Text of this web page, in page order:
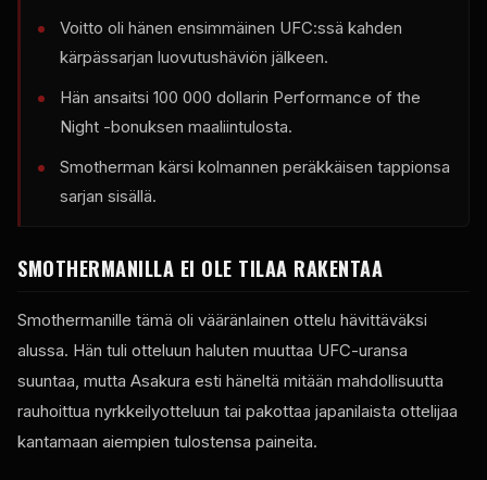
Voitto oli hänen ensimmäinen UFC:ssä kahden
kärpässarjan luovutushäviön jälkeen.
Hän ansaitsi 100 000 dollarin Performance of the
Night -bonuksen maaliintulosta.
Smotherman kärsi kolmannen peräkkäisen tappionsa
sarjan sisällä.
SMOTHERMANILLA EI OLE TILAA RAKENTAA
Smothermanille tämä oli vääränlainen ottelu hävittäväksi
alussa. Hän tuli otteluun haluten muuttaa UFC-uransa
suuntaa, mutta Asakura esti häneltä mitään mahdollisuutta
rauhoittua nyrkkeilyotteluun tai pakottaa japanilaista ottelijaa
kantamaan aiempien tulostensa paineita.